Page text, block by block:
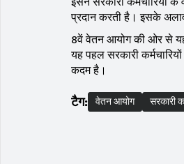
प्रदान करती है। इसके
8वें वेतन आयोग की ओर से यह
यह पहल सरकारी
कदम है।
टैग: वेतन आयोग सरकारी